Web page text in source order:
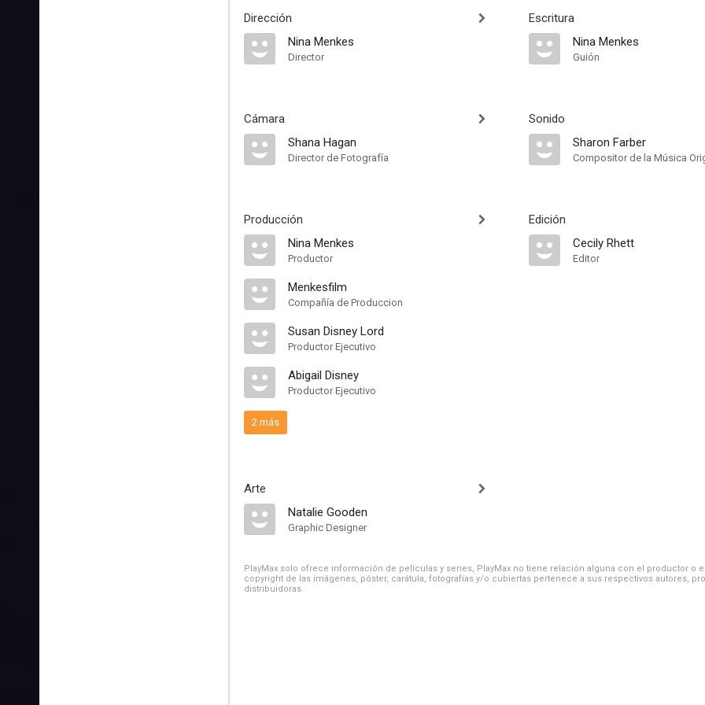
Dirección
Nina Menkes
Director
Cámara
Shana Hagan
Director de Fotografía
Producción
Nina Menkes
Productor
Menkesfilm
Compañía de Produccion
Susan Disney Lord
Productor Ejecutivo
Abigail Disney
Productor Ejecutivo
2 más
Arte
Natalie Gooden
Graphic Designer
Escritura
Nina Menkes
Guión
Sonido
Sharon Farber
Compositor de la Música
Edición
Cecily Rhett
Editor
PlayMax solo ofrece información de películas y series, PlayMax no tiene relación alguna con el productor o
copyright de las imágenes, póster, carátula, fotografías y/o cubiertas pertenece a sus respectivos autores,
distribuidoras.